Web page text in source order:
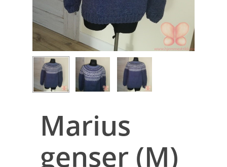
Marius
genser (M)